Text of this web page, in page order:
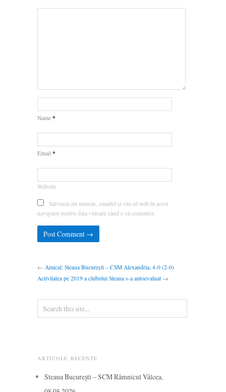
Name *
Email *
Website
Salvează-mi numele, emailul și site-ul web în acest
navigator pentru data viitoare când o să comentez.
← Amical: Steaua București – CSM Alexandria, 4-0 (2-0)
Activitatea pe 2019 a clubului Steaua s-a autoevaluat →
ARTICOLE RECENTE
Steaua București – SCM Râmnicul Vâlcea,